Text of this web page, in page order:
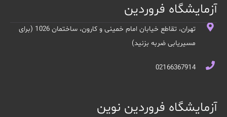
آزمایشگاه فروردین
تهران، تقاطع خیابان امام خمینی و کارون، ساختمان 1026 (برای
مسیریابی ضربه بزنید)
02166367914
آزمایشگاه فروردین نوین